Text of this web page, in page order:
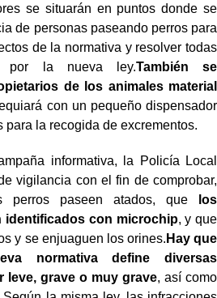
se situarán en puntos donde se
de personas paseando perros para
de la normativa y resolver todas
por la nueva ley.También se
de los animales material
con un pequeño dispensador
la recogida de excrementos.
informativa, la Policía Local
vigilancia con el fin de comprobar,
perros paseen atados, que
los
identificados con microchip, y que
y se enjuaguen los orines. Hay que
normativa define diversas
leve, grave o muy grave, así como